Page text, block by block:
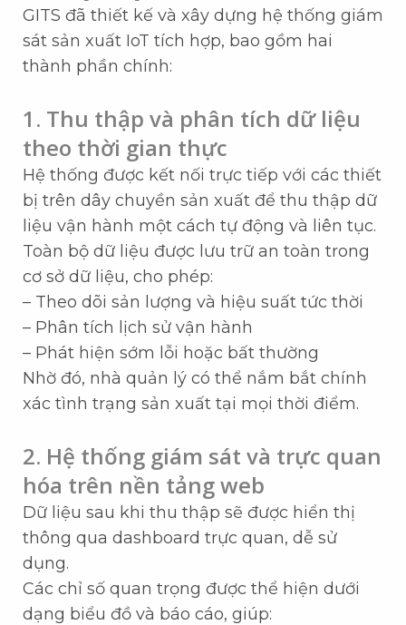
GITS đã thiết kế và xây dựng hệ thống giám
sát sản xuất IoT tích hợp, bao gồm hai
thành phần chính:
1. Thu thập và phân tích dữ liệu
theo thời gian thực
Hệ thống được kết nối trực tiếp với các thiết
bị trên dây chuyền sản xuất để thu thập dữ
liệu vận hành một cách tự động và liên tục.
Toàn bộ dữ liệu được lưu trữ an toàn trong
cơ sở dữ liệu, cho phép:
– Theo dõi sản lượng và hiệu suất tức thời
– Phân tích lịch sử vận hành
– Phát hiện sớm lỗi hoặc bất thường
Nhờ đó, nhà quản lý có thể nắm bắt chính
xác tình trạng sản xuất tại mọi thời điểm.
2. Hệ thống giám sát và trực quan
hóa trên nền tảng web
Dữ liệu sau khi thu thập sẽ được hiển thị
thông qua dashboard trực quan, dễ sử
dụng.
Các chỉ số quan trọng được thể hiện dưới
dạng biểu đồ và báo cáo, giúp: